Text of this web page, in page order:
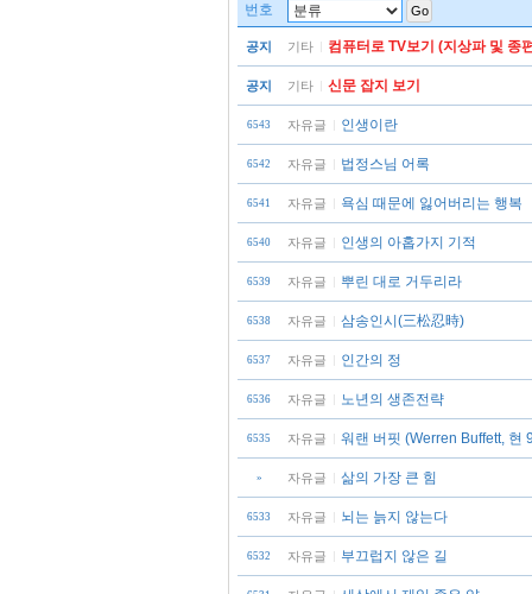
번호 Go
공지 기타 컴퓨터로 TV보기 (지상파 및 종
공지 기타 신문 잡지 보기
6543 자유글 인생이란
6542 자유글 법정스님 어록
6541 자유글 욕심 때문에 잃어버리는 행복
6540 자유글 인생의 아홉가지 기적
6539 자유글 뿌린 대로 거두리라
6538 자유글 삼송인시(三松忍時)
6537 자유글 인간의 정
6536 자유글 노년의 생존전략
6535 자유글 워랜 버핏 (Werren Buffett, 현
» 자유글 삶의 가장 큰 힘
6533 자유글 뇌는 늙지 않는다
6532 자유글 부끄럽지 않은 길